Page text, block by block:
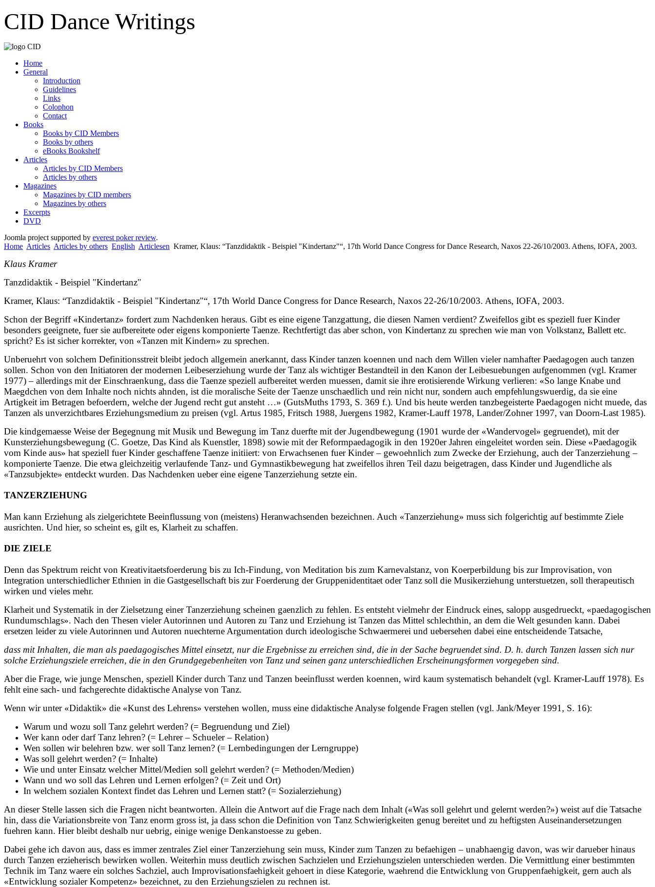
CID Dance Writings
Home
General
Introduction
Guidelines
Links
Colophon
Contact
Books
Books by CID Members
Books by others
eBooks Bookshelf
Articles
Articles by CID Members
Articles by others
Magazines
Magazines by CID members
Magazines by others
Excerpts
DVD
Joomla project supported by everest poker review.
Home Articles Articles by others English Articlesen Kramer, Klaus: “Tanzdidaktik - Beispiel "Kindertanz"“, 17th World Dance Congress for Dance Research, Naxos 22-26/10/2003. Athens, IOFA, 2003.
Klaus Kramer
Tanzdidaktik - Beispiel "Kindertanz"
Kramer, Klaus: “Tanzdidaktik - Beispiel "Kindertanz"“, 17th World Dance Congress for Dance Research, Naxos 22-26/10/2003. Athens, IOFA, 2003.
Schon der Begriff «Kindertanz» fordert zum Nachdenken heraus. Gibt es eine eigene Tanzgattung, die diesen Namen verdient? Zweifellos gibt es speziell fuer Kinder
besonders geeignete, fuer sie aufbereitete oder eigens komponierte Taenze. Rechtfertigt das aber schon, von Kindertanz zu sprechen wie man von Volkstanz, Ballett etc.
spricht? Es ist sicher korrekter, von «Tanzen mit Kindern» zu sprechen.
Unberuehrt von solchem Definitionsstreit bleibt jedoch allgemein anerkannt, dass Kinder tanzen koennen und nach dem Willen vieler namhafter Paedagogen auch tanzen
sollen. Schon von den Initiatoren der modernen Leibeserziehung wurde der Tanz als wichtiger Bestandteil in den Kanon der Leibesuebungen aufgenommen (vgl. Kramer
1977) – allerdings mit der Einschraenkung, dass die Taenze speziell aufbereitet werden muessen, damit sie ihre erotisierende Wirkung verlieren: «So lange Knabe und
Maegdchen von dem Inhalte noch nichts ahnden, ist die moralische Seite der Taenze unschaedlich und rein nicht nur, sondern auch empfehlungswuerdig, da sie eine
Artigkeit im Betragen befoerdern, welche der Jugend recht gut ansteht …» (GutsMuths 1793, S. 369 f.). Und bis heute werden tanzbegeisterte Paedagogen nicht muede, das
Tanzen als unverzichtbares Erziehungsmedium zu preisen (vgl. Artus 1985, Fritsch 1988, Juergens 1982, Kramer-Lauff 1978, Lander/Zohner 1997, van Doorn-Last 1985).
Die kindgemaesse Weise der Begegnung mit Musik und Bewegung im Tanz duerfte mit der Jugendbewegung (1901 wurde der «Wandervogel» gegruendet), mit der
Kunsterziehungsbewegung (C. Goetze, Das Kind als Kuenstler, 1898) sowie mit der Reformpaedagogik in den 1920er Jahren eingeleitet worden sein. Diese «Paedagogik
vom Kinde aus» hat speziell fuer Kinder geschaffene Taenze initiiert: von Erwachsenen fuer Kinder – gewoehnlich zum Zwecke der Erziehung, auch der Tanzerziehung –
komponierte Taenze. Die etwa gleichzeitig verlaufende Tanz- und Gymnastikbewegung hat zweifellos ihren Teil dazu beigetragen, dass Kinder und Jugendliche als
«Tanzsubjekte» entdeckt wurden. Das Nachdenken ueber eine eigene Tanzerziehung setzte ein.
TANZERZIEHUNG
Man kann Erziehung als zielgerichtete Beeinflussung von (meistens) Heranwachsenden bezeichnen. Auch «Tanzerziehung» muss sich folgerichtig auf bestimmte Ziele
ausrichten. Und hier, so scheint es, gilt es, Klarheit zu schaffen.
DIE ZIELE
Denn das Spektrum reicht von Kreativitaetsfoerderung bis zu Ich-Findung, von Meditation bis zum Karnevalstanz, von Koerperbildung bis zur Improvisation, von
Integration unterschiedlicher Ethnien in die Gastgesellschaft bis zur Foerderung der Gruppenidentitaet oder Tanz soll die Musikerziehung unterstuetzen, soll therapeutisch
wirken und vieles mehr.
Klarheit und Systematik in der Zielsetzung einer Tanzerziehung scheinen gaenzlich zu fehlen. Es entsteht vielmehr der Eindruck eines, salopp ausgedrueckt, «paedagogischen
Rundumschlags». Nach den Thesen vieler Autorinnen und Autoren zu Tanz und Erziehung ist Tanzen das Mittel schlechthin, an dem die Welt gesunden kann. Dabei
ersetzen leider zu viele Autorinnen und Autoren nuechterne Argumentation durch ideologische Schwaermerei und uebersehen dabei eine entscheidende Tatsache,
dass mit Inhalten, die man als paedagogisches Mittel einsetzt, nur die Ergebnisse zu erreichen sind, die in der Sache begruendet sind. D. h. durch Tanzen lassen sich nur
solche Erziehungsziele erreichen, die in den Grundgegebenheiten von Tanz und seinen ganz unterschiedlichen Erscheinungsformen vorgegeben sind.
Aber die Frage, wie junge Menschen, speziell Kinder durch Tanz und Tanzen beeinflusst werden koennen, wird kaum systematisch behandelt (vgl. Kramer-Lauff 1978). Es
fehlt eine sach- und fachgerechte didaktische Analyse von Tanz.
Wenn wir unter «Didaktik» die «Kunst des Lehrens» verstehen wollen, muss eine didaktische Analyse folgende Fragen stellen (vgl. Jank/Meyer 1991, S. 16):
Warum und wozu soll Tanz gelehrt werden? (= Begruendung und Ziel)
Wer kann oder darf Tanz lehren? (= Lehrer – Schueler – Relation)
Wen sollen wir belehren bzw. wer soll Tanz lernen? (= Lernbedingungen der Lerngruppe)
Was soll gelehrt werden? (= Inhalte)
Wie und unter Einsatz welcher Mittel/Medien soll gelehrt werden? (= Methoden/Medien)
Wann und wo soll das Lehren und Lernen erfolgen? (= Zeit und Ort)
In welchem sozialen Kontext findet das Lehren und Lernen statt? (= Sozialerziehung)
An dieser Stelle lassen sich die Fragen nicht beantworten. Allein die Antwort auf die Frage nach dem Inhalt («Was soll gelehrt und gelernt werden?») weist auf die Tatsache
hin, dass die Variationsbreite von Tanz enorm gross ist, ja dass schon die Definition von Tanz Schwierigkeiten genug bereitet und zu heftigsten Auseinandersetzungen
fuehren kann. Hier bleibt deshalb nur uebrig, einige wenige Denkanstoesse zu geben.
Dabei gehe ich davon aus, dass es immer zentrales Ziel einer Tanzerziehung sein muss, Kinder zum Tanzen zu befaehigen – unabhaengig davon, was wir darueber hinaus
durch Tanzen erzieherisch bewirken wollen. Weiterhin muss deutlich zwischen Sachzielen und Erziehungszielen unterschieden werden. Die Vermittlung einer bestimmten
Technik im Tanz waere ein solches Sachziel, auch Improvisationsfaehigkeit gehoert in diese Kategorie, waehrend die Entwicklung von Gruppenfaehigkeit, gern auch als
«Entwicklung sozialer Kompetenz» bezeichnet, zu den Erziehungszielen zu rechnen ist.